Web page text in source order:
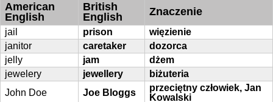
American
English
British
English
Znaczenie
jail prison
więzienie
janitor
caretaker
dozorca
jelly
jam
dżem
jewelery
jewellery
biżuteria
John Doe
Joe Bloggs
przeciętny człowiek, Jan
Kowalski